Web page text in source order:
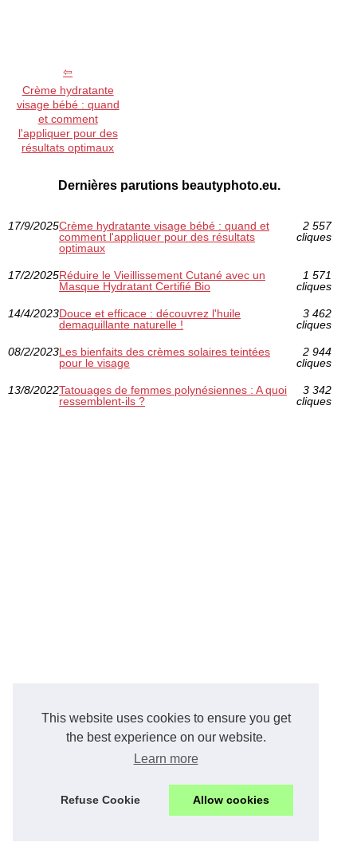
This website uses cookies to ensure you get
the best experience on our website.
Learn more
Refuse Cookie Allow cookies
Crème hydratante
visage bébé : quand
et comment
l'appliquer pour des
résultats optimaux
Dernières parutions beautyphoto.eu.
17/9/2025Crème hydratante visage bébé : quand et
comment l'appliquer pour des résultats
optimaux
2 557
cliques
17/2/2025Réduire le Vieillissement Cutané avec un
Masque Hydratant Certifié Bio
1 571
cliques
14/4/2023Douce et efficace : découvrez l'huile
demaquillante naturelle !
3 462
cliques
08/2/2023Les bienfaits des crèmes solaires teintées
pour le visage
2 944
cliques
13/8/2022Tatouages de femmes polynésiennes : A quoi
ressemblent-ils ?
3 342
cliques